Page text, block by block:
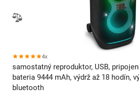
4x
samostatný reproduktor, USB,
bateria 9444 mAh, výdrž až 18 hodín,
bluetooth